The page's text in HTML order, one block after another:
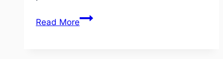
Read MoreInterviu